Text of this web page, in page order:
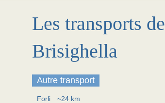
Les transports de
Brisighella
Autre transport
Forli ~24 km